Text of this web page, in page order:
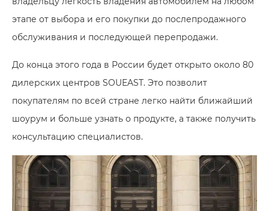
этапе от выбора и его покупки до послепродажного
обслуживания и последующей перепродажи.
До конца этого года в России будет открыто около 80
дилерских центров SOUEAST. Это позволит
покупателям по всей стране легко найти ближайший
шоурум и больше узнать о продукте, а также получить
консультацию специалистов.